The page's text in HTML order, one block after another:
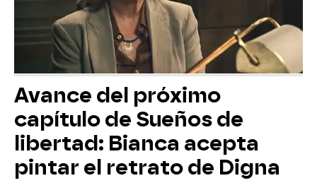
Avance del próximo
capítulo de Sueños de
libertad: Bianca acepta
pintar el retrato de Digna